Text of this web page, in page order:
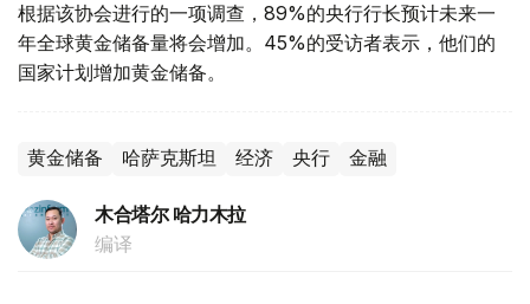
根据该协会进行的一项调查，89%的央行行长预计未来一
年全球黄金储备量将会增加。45%的受访者表示，他们的
国家计划增加黄金储备。
黄金储备 哈萨克斯坦 经济 央行 金融
木合塔尔 哈力木拉
编译